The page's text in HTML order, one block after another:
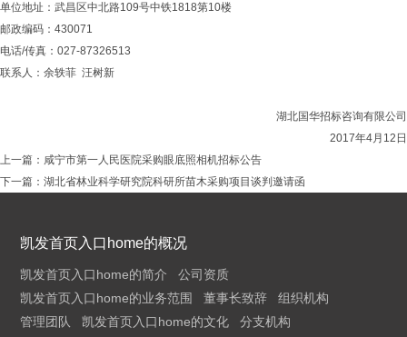
单位地址：武昌区中北路109号中铁1818第10楼
邮政编码：430071
电话/传真：027-87326513
联系人：余轶菲 汪树新
湖北国华招标咨询有限公司
2017年4月12日
上一篇： 咸宁市第一人民医院采购眼底照相机招标公告
下一篇： 湖北省林业科学研究院科研所苗木采购项目谈判邀请函
凯发首页入口home的概况
凯发首页入口home的简介
公司资质
凯发首页入口home的业务范围
董事长致辞
组织机构
管理团队
凯发首页入口home的文化
分支机构